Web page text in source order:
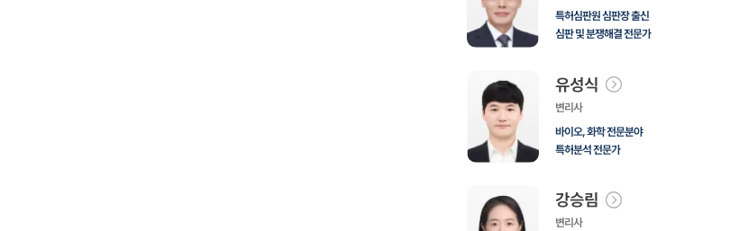
특허심판원 심판장 출신
심판 및 분쟁해결 전문가
유성식
변리사
바이오, 화학 전문분야
특허분석 전문가
강승림
변리사